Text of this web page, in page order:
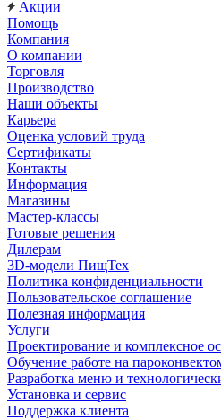
Акции
Помощь
Компания
О компании
Торговля
Производство
Наши объекты
Карьера
Оценка условий труда
Сертификаты
Контакты
Информация
Магазины
Мастер-классы
Готовые решения
Дилерам
3D-модели ПищТех
Политика конфиденциальности
Пользовательское соглашение
Полезная информация
Услуги
Проектирование и комплексное
Обучение работе на
Разработка меню и
Установка и сервис
Поддержка клиента